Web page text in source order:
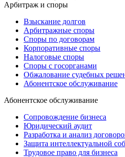
Арбитраж и споры
Взыскание долгов
Арбитражные споры
Споры по договорам
Корпоративные споры
Налоговые споры
Споры с госорганами
Обжалование судебных
Абонентское обслуживание
Абонентское обслуживание
Сопровождение бизнеса
Юридический аудит
Разработка и анализ
Защита интеллектуальной
Трудовое право для бизнеса